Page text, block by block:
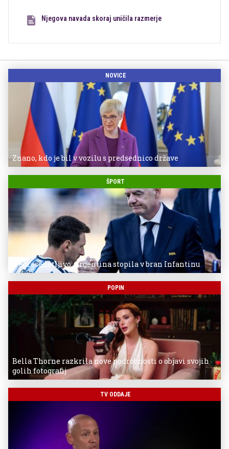
Njegova navada skoraj uničila razmerje
NOVICE
Znano, kdo je bil v vozilu s predsednico države
ŠPORT
Nepresenetljivo: Argentina stopila v bran Infantinu
POPIN
Bella Thorne razkrila nove podrobnosti o objavi svojih
golih fotografij
TV ODDAJE